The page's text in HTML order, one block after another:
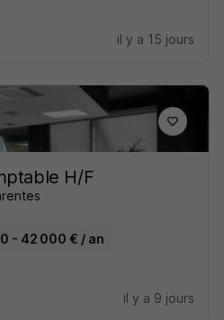
il y a 15 jours
H/F
- 42 000 € / an
il y a 9 jours